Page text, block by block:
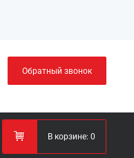
Обратный звонок
В корзине: 0